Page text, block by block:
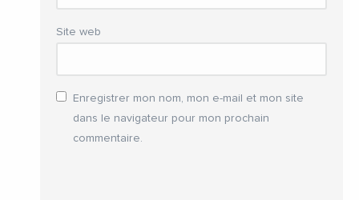
Site web
Enregistrer mon nom, mon e-mail et mon site
dans le navigateur pour mon prochain
commentaire.